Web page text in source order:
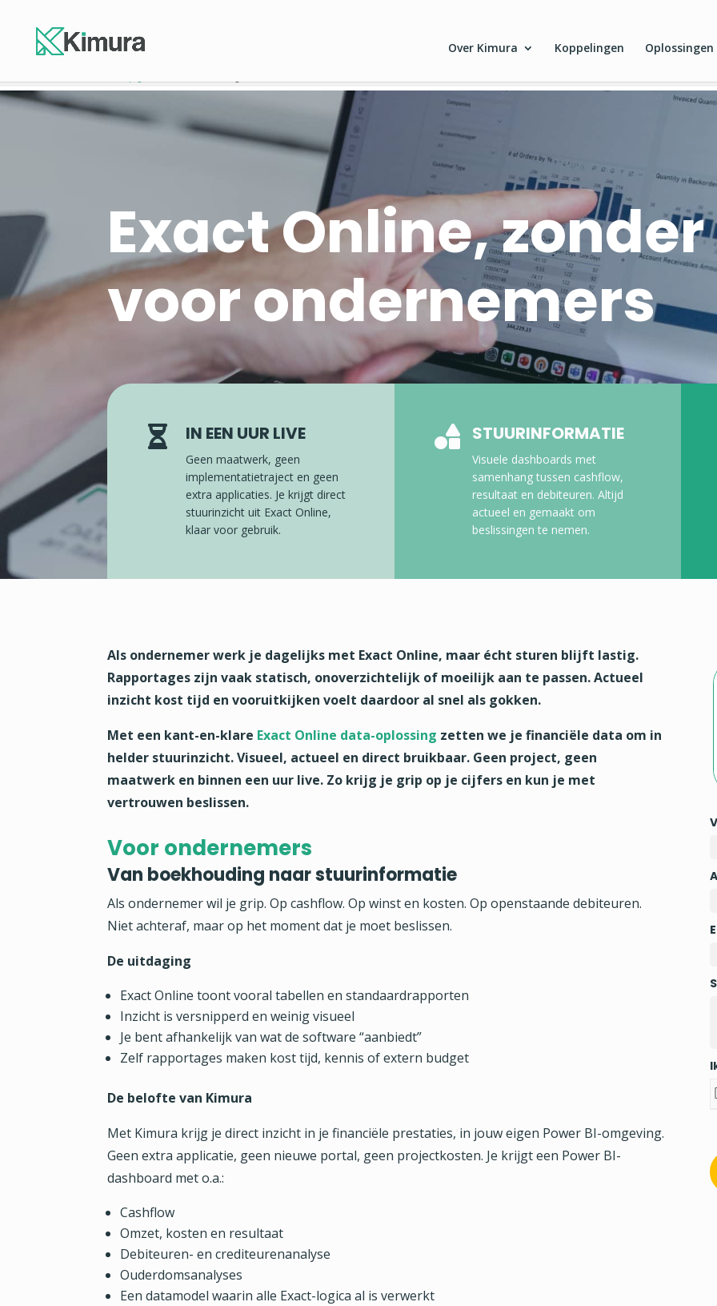
Over Kimura Koppelingen Oplossingen
Exact Online,
voor ondernemers
 IN EEN UUR LIVE
Geen maatwerk, geen
implementatietraject en geen
extra applicaties. Je krijgt direct
stuurinzicht uit Exact Online,
klaar voor gebruik.
 STUURINFORMATIE
Visuele dashboards met
samenhang tussen cashflow,
resultaat en debiteuren. Altijd
actueel en gemaakt om
beslissingen te nemen.
Als ondernemer werk je dagelijks met Exact Online, maar écht sturen blijft lastig.
Rapportages zijn vaak statisch, onoverzichtelijk of moeilijk aan te passen. Actueel
inzicht kost tijd en vooruitkijken voelt daardoor al snel als gokken.
Met een kant-en-klare Exact Online data-oplossing zetten we je financiële data om in
helder stuurinzicht. Visueel, actueel en direct bruikbaar. Geen project, geen
maatwerk en binnen een uur live. Zo krijg je grip op je cijfers en kun je met
vertrouwen beslissen.
Voor ondernemers
Van boekhouding naar stuurinformatie
Als ondernemer wil je grip. Op cashflow. Op winst en kosten. Op openstaande debiteuren.
Niet achteraf, maar op het moment dat je moet beslissen.
De uitdaging
Exact Online toont vooral tabellen en standaardrapporten
Inzicht is versnipperd en weinig visueel
Je bent afhankelijk van wat de software “aanbiedt”
Zelf rapportages maken kost tijd, kennis of extern budget
De belofte van Kimura
Met Kimura krijg je direct inzicht in je financiële prestaties, in jouw eigen Power BI-omgeving.
Geen extra applicatie, geen nieuwe portal, geen projectkosten. Je krijgt een Power BI-
dashboard met o.a.:
Cashflow
Omzet, kosten en resultaat
Debiteuren- en crediteurenanalyse
Ouderdomsanalyses
Een datamodel waarin alle Exact-logica al is verwerkt